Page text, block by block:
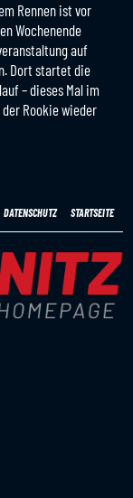
Rennen ist vor
Wochenende
auf
Dort startet die
– dieses Mal im
der Rookie wieder
STARTSEITE
DATENSCHUTZ